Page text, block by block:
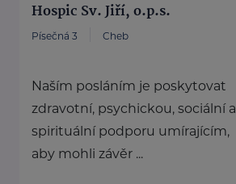
Hospic Sv. Jiří, o.p.s.
Písečná 3 Cheb
Naším posláním je poskytovat
zdravotní, psychickou, sociální a
spirituální podporu umírajícím,
aby mohli závěr ...